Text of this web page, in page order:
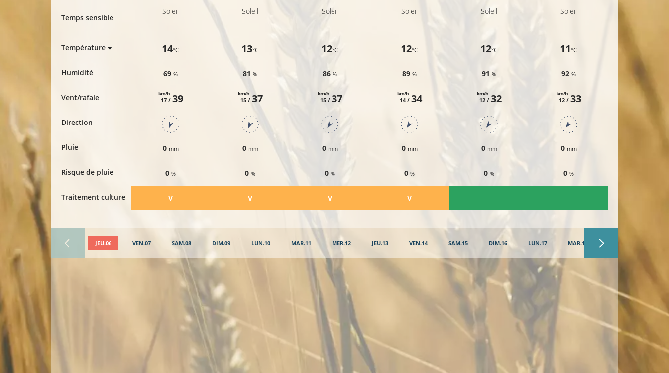
Temps sensible
Température
Humidité
Vent/rafale
Direction
Pluie
Risque de pluie
Traitement culture
Soleil
14°C
69%
17 /
km/h 39
0 mm
0%
​V
Soleil
13°C
81%
15 /
km/h 37
0 mm
0%
​V
Soleil
12°C
86%
15 /
km/h 37
0 mm
0%
​V
Soleil
12°C
89%
14 /
km/h 34
0 mm
0%
​V
Soleil
12°C
91%
12 /
km/h 32
0 mm
0%
Soleil
11°C
92%
12 /
km/h 33
0 mm
0%
11
32
JEU.06 VEN.07 SAM.08 DIM.09 LUN.10 MAR.11 MER.12 JEU.13 VEN.14 SAM.15 DIM.16 LUN.17 MAR.18